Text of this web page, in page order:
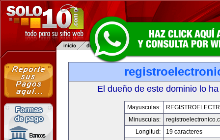
El dueño de este dominio lo
Mayusculas:
Minusculas:
Longitud:
19 caracteres